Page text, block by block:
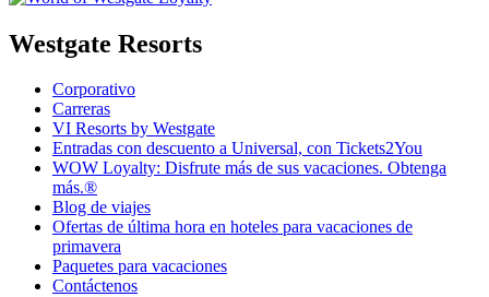
Westgate Resorts
Corporativo
Carreras
VI Resorts by Westgate
Entradas con descuento a Universal, con Tickets2You
WOW Loyalty: Disfrute más de sus vacaciones. Obtenga
más.®
Blog de viajes
Ofertas de última hora en hoteles para vacaciones de
primavera
Paquetes para vacaciones
Contáctenos